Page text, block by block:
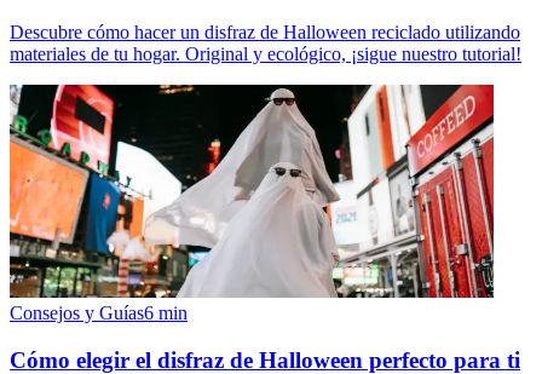
Descubre cómo hacer un disfraz de Halloween reciclado utilizando
materiales de tu hogar. Original y ecológico, ¡sigue nuestro tutorial!
Consejos y Guías6 min
Cómo elegir el disfraz de Halloween perfecto para ti